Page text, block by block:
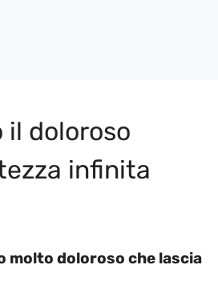
il doloroso
infinita
molto doloroso che lascia